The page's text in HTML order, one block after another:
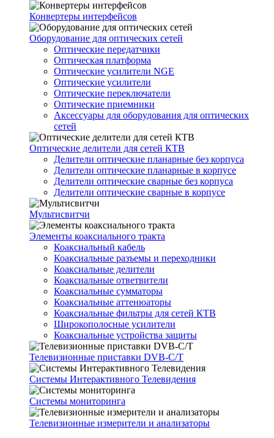
Конвертеры интерфейсов
Оборудование для оптических сетей
Оптические передатчики
Оптическая платформа
Оптические усилители NGE
Оптические усилители
Оптические переключатели
Оптические приемники
Аксессуары для оборудования для оптических
сетей
Оптические делители для сетей КТВ
Делители оптические планарные без корпуса
Делители оптические планарные в корпусе
Делители оптические сварные без корпуса
Делители оптические сварные в корпусе
Мультисвитчи
Элементы коаксиального тракта
Коаксиальный кабель
Коаксиальные разъемы и переходники
Коаксиальные делители
Коаксиальные ответвители
Коаксиальные сумматоры
Коаксиальные аттенюаторы
Коаксиальные фильтры для сетей КТВ
Широкополосные усилители
Коаксиальные устройства защиты
Телевизионные приставки DVB-C/T
Системы Интерактивного Телевидения
Системы мониторинга
Телевизионные измерители и анализаторы